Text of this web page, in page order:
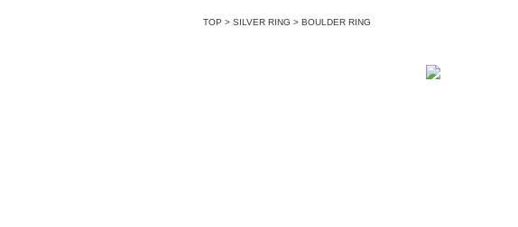
TOP > SILVER RING > BOULDER RING